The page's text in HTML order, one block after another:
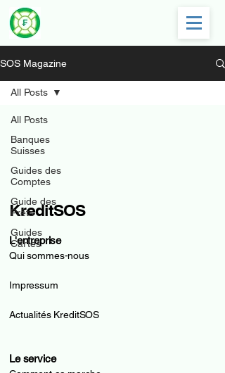
SOS Magazine
All Posts
Banques
Suisses
Guides des
Comptes
Guide des
Prêts
Guides
Cartes
All Posts
L'entreprise
Qui sommes-nous
Impressum
Actualités KreditSOS
Le service
KreditSOS